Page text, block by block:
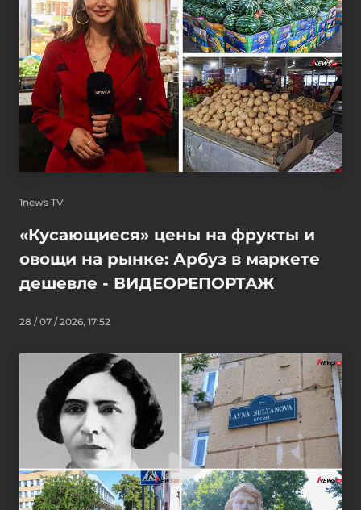
1news TV
«Кусающиеся» цены на фрукты и
овощи на рынке: Арбуз в маркете
дешевле - ВИДЕОРЕПОРТАЖ
28 / 07 / 2026, 17:52